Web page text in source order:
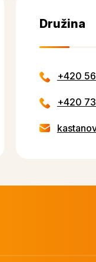
Družina
+420
+420